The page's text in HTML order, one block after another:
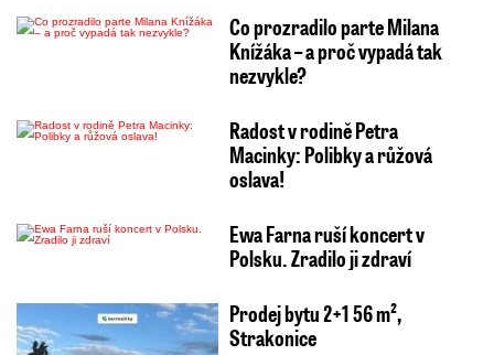
Co prozradilo parte Milana
Knížáka – a proč vypadá tak
nezvykle?
Radost v rodině Petra
Macinky: Polibky a růžová
oslava!
Ewa Farna ruší koncert v
Polsku. Zradilo ji zdraví
Prodej bytu 2+1 56 m²,
Strakonice